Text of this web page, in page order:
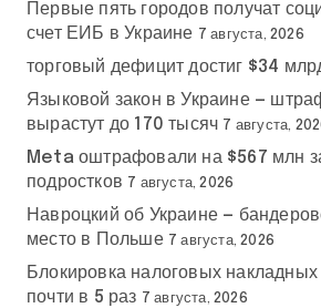
Первые пять городов получат
счет ЕИБ в Украине 7 августа, 2026
торговый дефицит достиг $34
Языковой закон в Украине —
вырастут до 170 тысяч 7 августа,
Meta оштрафовали на $567 млн
подростков 7 августа, 2026
Навроцкий об Украине —
место в Польше 7 августа, 2026
Блокировка налоговых накладных
почти в 5 раз 7 августа, 2026